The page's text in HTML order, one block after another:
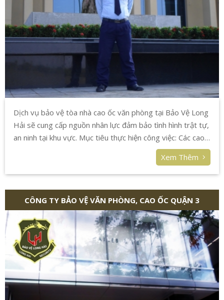
Dịch vụ bảo vệ tòa nhà cao ốc văn phòng tại Bảo Vệ Long
Hải sẽ cung cấp nguồn nhân lực đảm bảo tình hình trật tự,
an ninh tại khu vực. Mục tiêu thực hiện công việc: Các cao
ốc nằm trong trung tâm thành phố. Dân cư đông đúc.
Xem Thêm
CÔNG TY BẢO VỆ VĂN PHÒNG, CAO ỐC QUẬN 3